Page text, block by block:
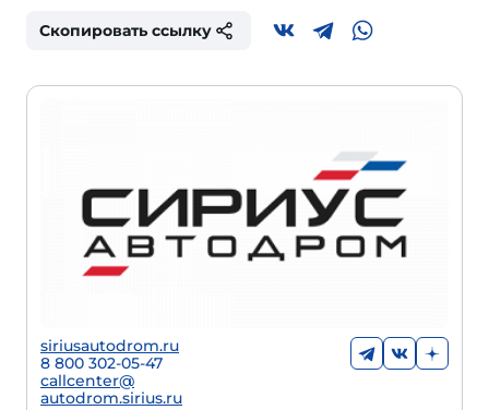
Скопировать ссылку
siriusautodrom.ru
8 800 302-05-47
callcenter@
autodrom.sirius.ru